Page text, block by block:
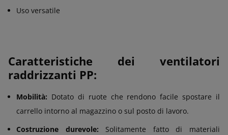
Uso versatile
Caratteristiche dei ventilatori
raddrizzanti PP:
Mobilità: Dotato di ruote che rendono facile spostare il
carrello intorno al magazzino o sul posto di lavoro.
Costruzione durevole: Solitamente fatto di materiali